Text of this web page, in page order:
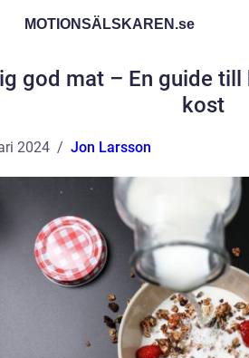
MOTIONSÄLSKAREN.se
god mat – En guide
kost
2024 Jon Larsson